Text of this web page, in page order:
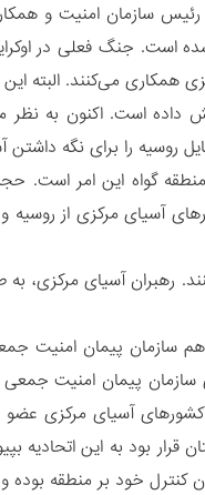
سازمان امنیت و
است. جنگ فعلی در
داده است. اکنون به
روسیه را برای نگه
گواه این امر است.
آسیای مرکزی از روسیه
آسیای مرکزی، به
سازمان پیمان امنیت
پیمان امنیت جمعی
کشورهای آسیای مرکزی
قرار بود به این
کنترل خود بر منطقه